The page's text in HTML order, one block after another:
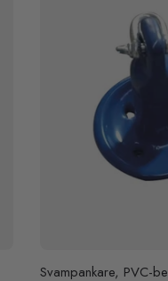
Svampankare, PVC-